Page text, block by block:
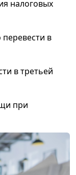
налоговых
в
в третьей
при